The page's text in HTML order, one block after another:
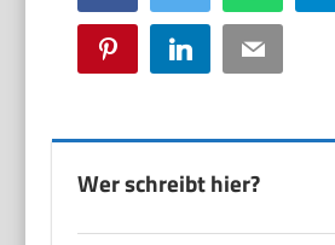
Pinterest LinkedIn Email
Wer schreibt hier?